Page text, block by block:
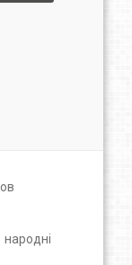
народні